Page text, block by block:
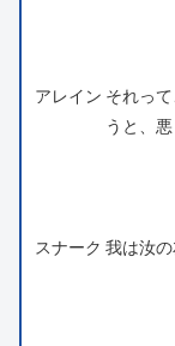
アレイン それっ
うと、
スナーク 我は汝